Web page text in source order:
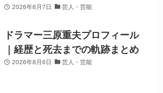
2026年8月7日 芸人・芸能
ドラマー三原重夫プロフィール
｜経歴と死去までの軌跡まとめ
2026年8月6日 芸人・芸能